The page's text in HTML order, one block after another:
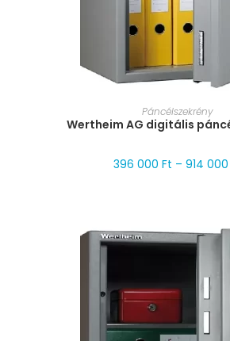
MÉRET VÁLASZTÁSA
Páncélszekrény
Wertheim AG digitális
396 000 Ft – 914 000